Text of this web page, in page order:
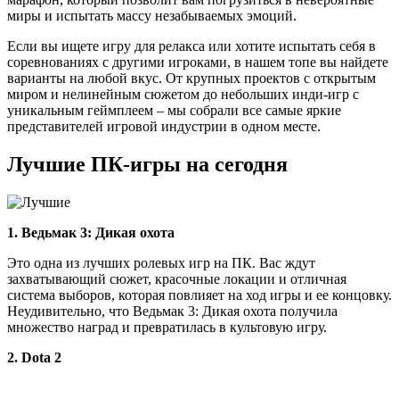
миры и испытать массу незабываемых эмоций.
Если вы ищете игру для релакса или хотите испытать себя в
соревнованиях с другими игроками, в нашем топе вы найдете
варианты на любой вкус. От крупных проектов с открытым
миром и нелинейным сюжетом до небольших инди-игр с
уникальным геймплеем – мы собрали все самые яркие
представителей игровой индустрии в одном месте.
Лучшие ПК-игры на сегодня
1. Ведьмак 3: Дикая охота
Это одна из лучших ролевых игр на ПК. Вас ждут
захватывающий сюжет, красочные локации и отличная
система выборов, которая повлияет на ход игры и ее концовку.
Неудивительно, что Ведьмак 3: Дикая охота получила
множество наград и превратилась в культовую игру.
2. Dota 2